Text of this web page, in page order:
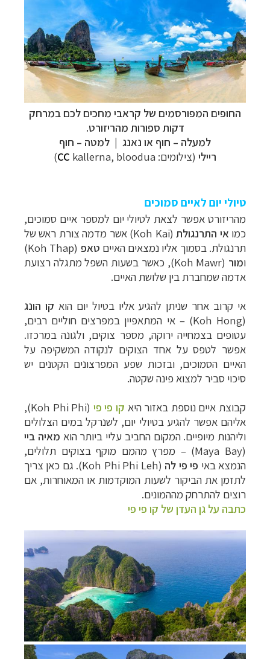
החופים המפורסמים של קראבי מחכים לכם במרחק
דקות ספורות מהריזורט.
למעלה – חוף או נאנג | למטה – חוף
ריילי (צילומים: CC kallerna, bloodua)
טיולי יום לאיים סמוכים
מהריזורט אפשר לצאת לטיולי יום למספר איים סמוכים,
כמו אי התרנגולת(
Koh Kai) אשר מדמה צורת ראש של
תרנגולת. בסמוך אליו נמצאים האיים טאפ (
Koh Thap
)
ומור (
Koh Mawr), כאשר בשעות השפל מתגלה רצועת
אדמה שמחברת בין שלושת האיים.
אי קרוב אחר שניתן להגיע אליו בטיול יום הוא קו הונג
(
Koh Hong) – אי המתאפיין במפרצים חוליים רבים,
עטופים בצמחייה ירוקה, מספר צוקים, ולגונה במרכזו.
אפשר לטפס על אחד הצוקים לנקודה המשקיפה על
האיים הסמוכים, ובזכות שפע המפרצונים הקטנים יש
סיכוי סביר למצוא פינה שקטה.
קבוצת איים נוספת באזור היא קו פי פי (
Koh Phi Phi
),
אליהם אפשר להגיע בטיולי יום, לשנרקל במים הצלולים
וליהנות מיופיים. המקום החביב עליי ביותר הוא מאיה ביי
Maya Bay)) – מפרץ מהמם מוקף בצוקים תלולים,
הנמצא באי פי פי לה (
Koh Phi Phi Leh). גם כאן צריך
לתזמן את הביקור לשעות המוקדמות או המאוחרות, אם
רוצים להתרחק מההמונים.
כתבה על גן העדן של קו פי פי